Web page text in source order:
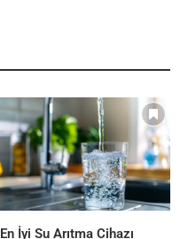
En İyi Su Arıtma Cihazı